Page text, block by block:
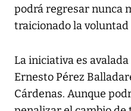
podrá regresar nunca
traicionado la voluntad
La iniciativa es
Ernesto Pérez
Cárdenas. Aunque